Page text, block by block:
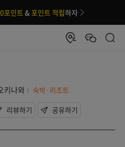
포인트&포인트 적립하자
키나와
숙박·리조트
리뷰하기 공유하기